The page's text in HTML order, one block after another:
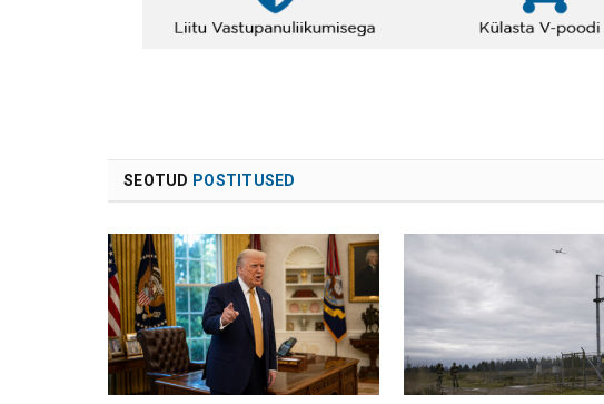
SEOTUD POSTITUSED